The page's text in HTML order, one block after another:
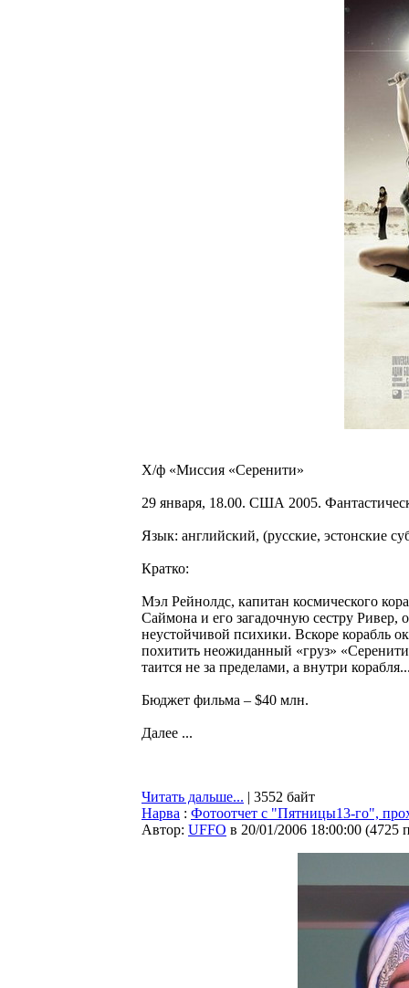
Х/ф «Миссия «Серенити»
29 января, 18.00. США 2005.
Язык: английский, (русские, эстонские
Кратко:
Мэл Рейнолдс, капитан космического
Саймона и его загадочную сестру Ривер,
неустойчивой психики. Вскоре корабль
похитить неожиданный «груз»
таится не за пределами, а внутри
Бюджет фильма – $40 млн.
Далее ...
Читать дальше... | 3552 байт
Нарва : Фотоотчет с "Пятницы13-го",
Автор: UFFO в 20/01/2006 18:00:00 (4725